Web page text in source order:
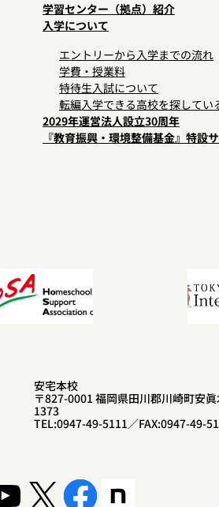
学習センター（拠点）紹介
入学について
エントリーから入学までの流れ
学費・授業料
特待生入試について
転編入学できる高校を探してい
2029年運営法人設立30周年
『教育振興・環境整備基金』特設
安宅本校
〒827-0001 福岡県田川郡川崎町安
1373
TEL:0947-49-5111／FAX:0947-49-
YouTube
X